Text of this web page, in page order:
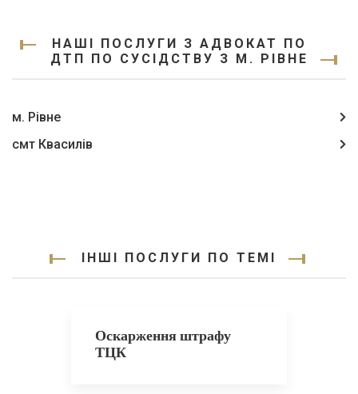
НАШІ ПОСЛУГИ З АДВОКАТ ПО
ДТП ПО СУСІДСТВУ З М. РІВНЕ
м. Рівне
смт Квасилів
ІНШІ ПОСЛУГИ ПО ТЕМІ
Оскарження штрафу
ТЦК